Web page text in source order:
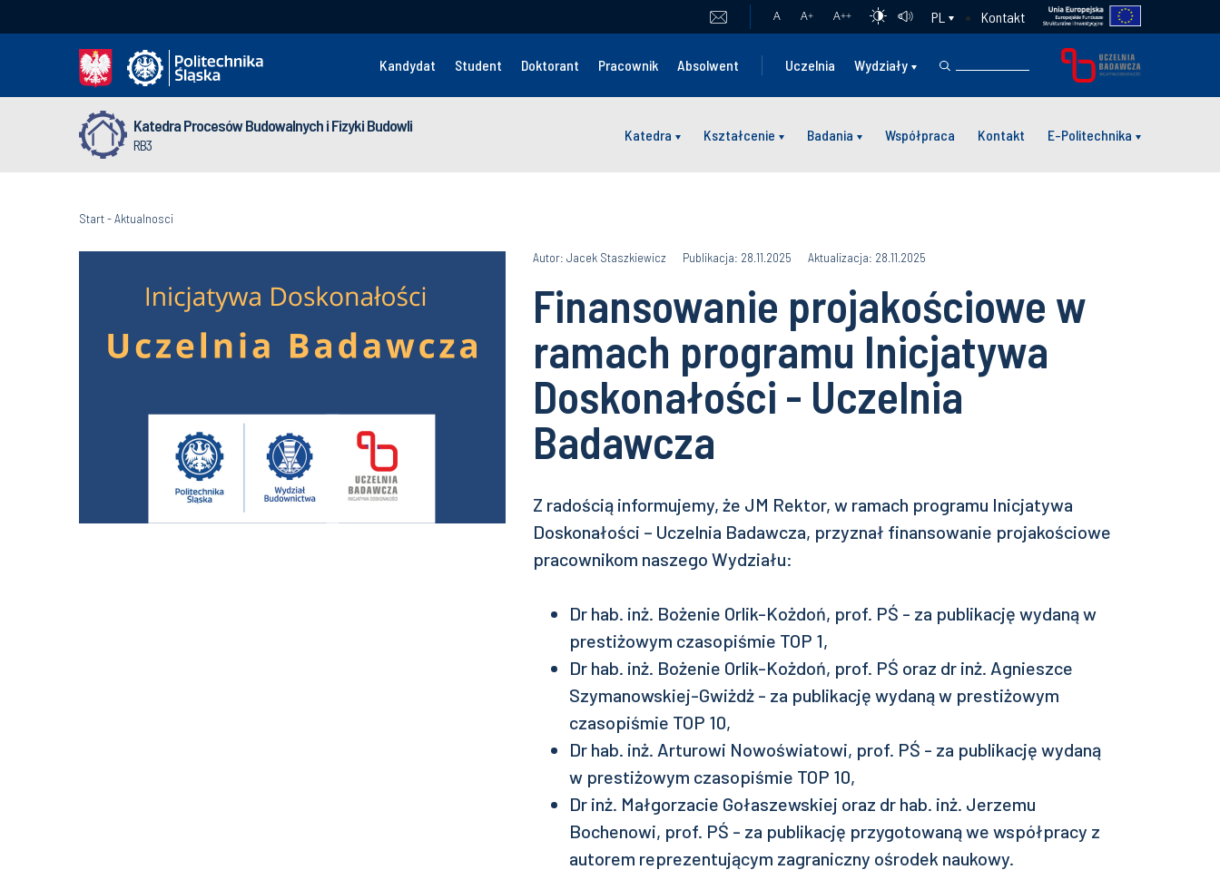
A A+ A++ PL Kontakt
Kandydat Student Doktorant Pracownik Absolwent Uczelnia Wydziały
Katedra Procesów Budowalnych i Fizyki Budowli
RB3
Katedra Kształcenie Badania Współpraca Kontakt E-Politechnika
Start-Aktualnosci
Autor: Jacek Staszkiewicz Publikacja: 28.11.2025 Aktualizacja: 28.11.2025
Finansowanie projakościowe w
ramach programu Inicjatywa
Doskonałości - Uczelnia
Badawcza
Z radością informujemy, że JM Rektor, w ramach programu Inicjatywa
Doskonałości – Uczelnia Badawcza, przyznał finansowanie projakościowe
pracownikom naszego Wydziału:
Dr hab. inż. Bożenie Orlik-Kożdoń, prof. PŚ - za publikację wydaną w
prestiżowym czasopiśmie TOP 1,
Dr hab. inż. Bożenie Orlik-Kożdoń, prof. PŚ oraz dr inż. Agnieszce
Szymanowskiej-Gwiżdż - za publikację wydaną w prestiżowym
czasopiśmie TOP 10,
Dr hab. inż. Arturowi Nowoświatowi, prof. PŚ - za publikację wydaną
w prestiżowym czasopiśmie TOP 10,
Dr inż. Małgorzacie Gołaszewskiej oraz dr hab. inż. Jerzemu
Bochenowi, prof. PŚ - za publikację przygotowaną we współpracy z
autorem reprezentującym zagraniczny ośrodek naukowy.